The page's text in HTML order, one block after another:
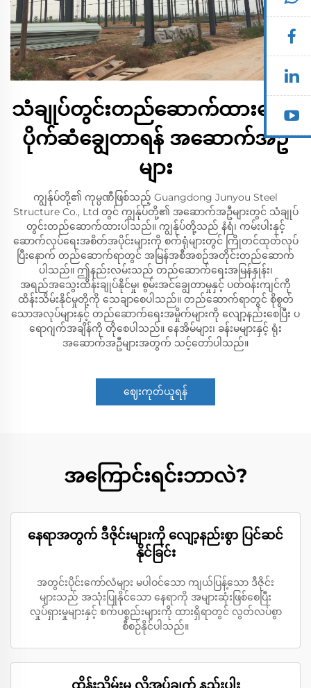
သံချုပ်တွင်းတည်ဆောက်ထားသော
ပိုက်ဆံချွေတာရန် အဆောက်အဦ
များ
ကျွန်ုပ်တို့၏ ကုမ္ပဏီဖြစ်သည့် Guangdong Junyou Steel
Structure Co., Ltd တွင် ကျွန်ုပ်တို့၏ အဆောက်အဦများတွင် သံချုပ်
တွင်းတည်ဆောက်ထားပါသည်။ ကျွန်ုပ်တို့သည် နံရံ၊ ကမ်းပါးနှင့်
ဆောက်လုပ်ရေးအစိတ်အပိုင်းများကို စက်ရုံများတွင် ကြိုတင်ထုတ်လုပ်
ပြီးနောက် တည်ဆောက်ရာတွင် အမြန်အစီအစဉ်အတိုင်းတည်ဆောက်
ပါသည်။ ဤနည်းလမ်းသည် တည်ဆောက်ရေးအမြန်နှုန်း၊
အရည်အသွေးထိန်းချုပ်နိုင်မှု၊ စွမ်းအင်ချွေတာမှုနှင့် ပတ်ဝန်းကျင်ကို
ထိန်းသိမ်းနိုင်မှုတို့ကို သေချာစေပါသည်။ တည်ဆောက်ရာတွင် စိုစွတ်
သောအလုပ်များနှင့် တည်ဆောက်ရေးအမှိုက်များကို လျော့နည်းစေပြီး ပ
ရောဂျက်အချိန်ကို တိုစေပါသည်။ နေအိမ်များ၊ ခန်းမများနှင့် ရုံး
အဆောက်အဦများအတွက် သင့်တော်ပါသည်။
ဈေးကုတ်ယူရန်
အကြောင်းရင်းဘာလဲ?
နေရာအတွက် ဒီဇိုင်းများကို လျော့နည်းစွာ ပြင်ဆင်
နိုင်ခြင်း
အတွင်းပိုင်းကော်လံများ မပါဝင်သော ကျယ်ပြန့်သော ဒီဇိုင်း
များသည် အသုံးပြုနိုင်သော နေရာကို အများဆုံးဖြစ်စေပြီး
လှုပ်ရှားမှုများနှင့် စက်ပစ္စည်းများကို ထားရှိရာတွင် လွတ်လပ်စွာ
စီစဉ်နိုင်ပါသည်။
ထိန်းသိမ်းမှု လိုအပ်ချက် နည်းပါး